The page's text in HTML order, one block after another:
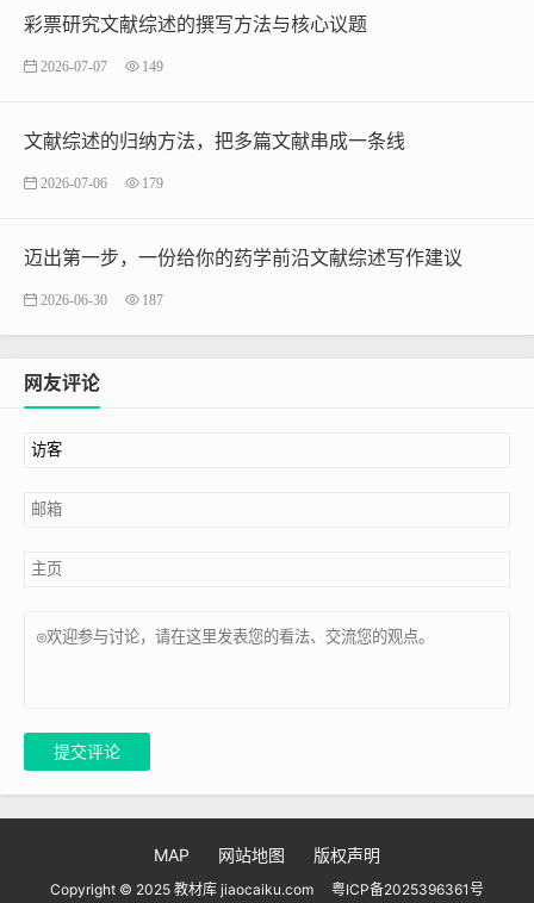
彩票研究文献综述的撰写方法与核心议题
2026-07-07 149
文献综述的归纳方法，把多篇文献串成一条线
2026-07-06 179
迈出第一步，一份给你的药学前沿文献综述写作建议
2026-06-30 187
网友评论
提交评论
MAP 网站地图 版权声明
Copyright © 2025 教材库 jiaocaiku.com 粤ICP备2025396361号